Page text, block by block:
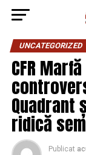
UNCATEGORIZED
CFR
Quadrant
ridică
Publicat